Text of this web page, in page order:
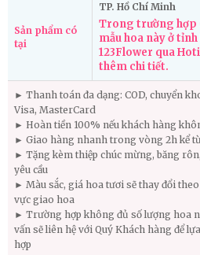
Sản phẩm có
tại
TP. Hồ Chí Minh
Trong trường hợp
mẫu hoa này ở
123Flower qua
thêm chi tiết.
► Thanh toán đa dạng: COD, chuyển
Visa, MasterCard
► Hoàn tiền 100% nếu khách hàng
► Giao hàng nhanh trong vòng 2h kể
► Tặng kèm thiệp chúc mừng, băng
yêu cầu
► Màu sắc, giá hoa tươi sẽ thay đổi
vực giao hoa
► Trường hợp không đủ số lượng hoa
vấn sẽ liên hệ với Quý Khách hàng để
hợp